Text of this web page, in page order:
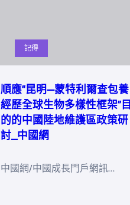
記得
順應“昆明—蒙特利爾查包養
經歷全球生物多樣性框架”目
的的中國陸地維護區政策研
討_中國網
中國網/中國成長門戶網訊…